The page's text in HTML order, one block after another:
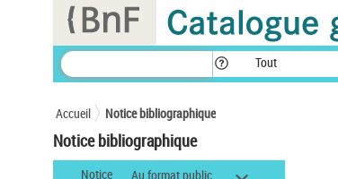
Tout
Accueil Notice bibliographique
Notice bibliographique
Notice Au format public
Panneau de gestion des cookies